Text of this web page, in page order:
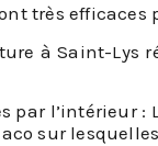
très
à Saint-Lys
par l’intérieur
sur